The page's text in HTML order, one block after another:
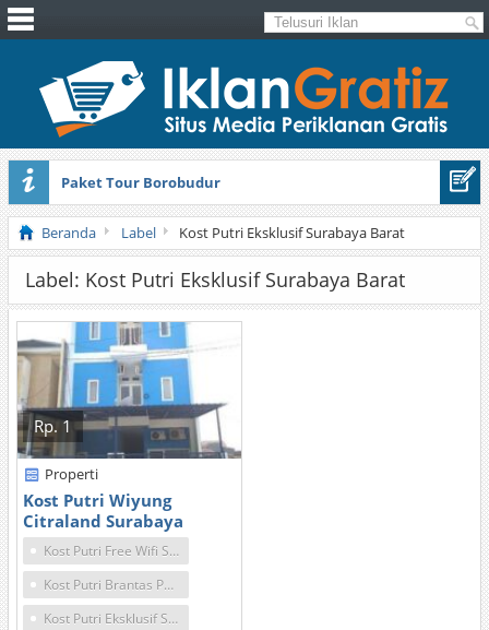
Paket Tour Borobudur
Sewa Tenda Pernikahan Di Bogor
Beranda Label Kost Putri Eksklusif Surabaya Barat
Label: Kost Putri Eksklusif Surabaya Barat
Rp. 1
Properti
Kost Putri Wiyung
Citraland Surabaya
Kost Putri Free Wifi Surabaya
Kost Putri Brantas Permai Surabaya
Kost Putri Eksklusif Surabaya Barat